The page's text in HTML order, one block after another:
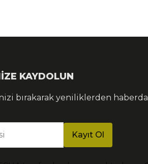
KAYDOLUN
bırakarak yeniliklerden
Kayıt Ol